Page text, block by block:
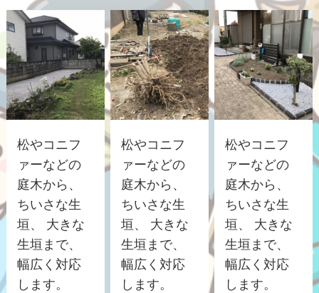
松やコニフ
ァーなどの
庭木から、
ちいさな生
垣、 大きな
生垣まで、
幅広く対応
します。
松やコニフ
ァーなどの
庭木から、
ちいさな生
垣、 大きな
生垣まで、
幅広く対応
します。
松やコニフ
ァーなどの
庭木から、
ちいさな生
垣、 大きな
生垣まで、
幅広く対応
します。